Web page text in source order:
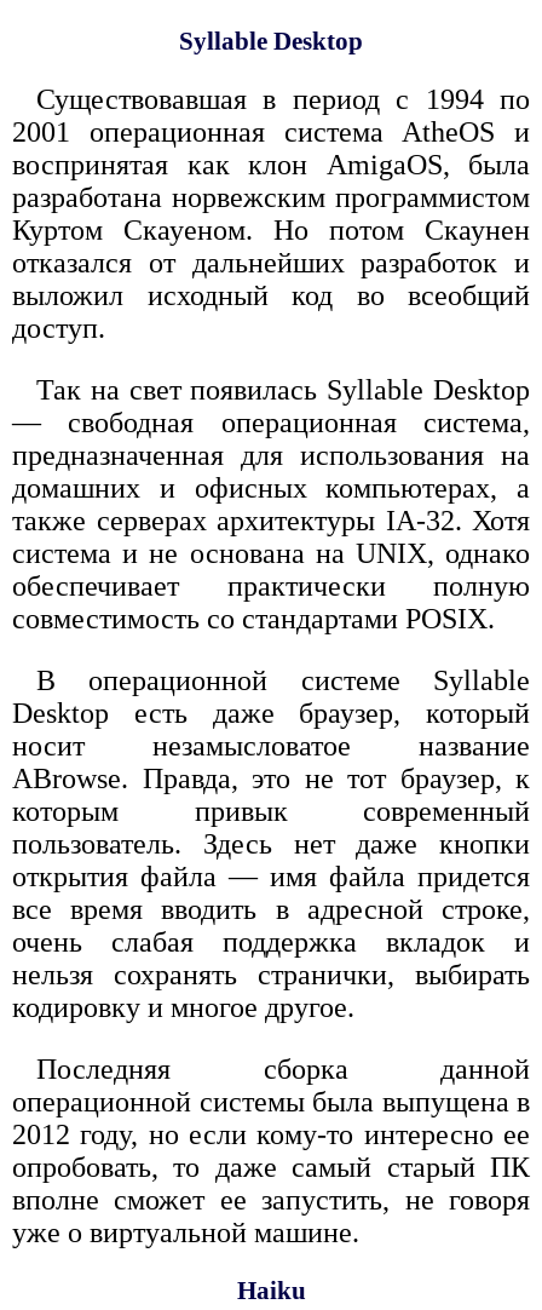
Syllable Desktop
Существовавшая в период с 1994 по
2001 операционная система AtheOS и
воспринятая как клон AmigaOS, была
разработана норвежским программистом
Куртом Скауеном. Но потом Скаунен
отказался от дальнейших разработок и
выложил исходный код во всеобщий
доступ.
Так на свет появилась Syllable Desktop
— свободная операционная система,
предназначенная для использования на
домашних и офисных компьютерах, а
также серверах архитектуры IA-32. Хотя
система и не основана на UNIX, однако
обеспечивает практически полную
совместимость со стандартами POSIX.
В операционной системе Syllable
Desktop есть даже браузер, который
носит незамысловатое название
ABrowse. Правда, это не тот браузер, к
которым привык современный
пользователь. Здесь нет даже кнопки
открытия файла — имя файла придется
все время вводить в адресной строке,
очень слабая поддержка вкладок и
нельзя сохранять странички, выбирать
кодировку и многое другое.
Последняя сборка данной
операционной системы была выпущена в
2012 году, но если кому-то интересно ее
опробовать, то даже самый старый ПК
вполне сможет ее запустить, не говоря
уже о виртуальной машине.
Haiku